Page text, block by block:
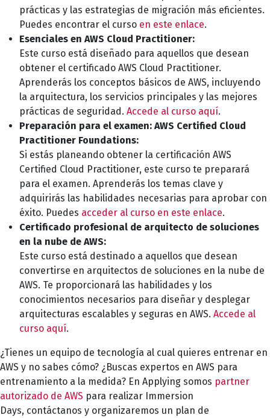
prácticas y las estrategias de migración más eficientes.
Puedes encontrar el curso en este enlace.
Esenciales en AWS Cloud Practitioner:
Este curso está diseñado para aquellos que desean
obtener el certificado AWS Cloud Practitioner.
Aprenderás los conceptos básicos de AWS, incluyendo
la arquitectura, los servicios principales y las mejores
prácticas de seguridad. Accede al curso aquí.
Preparación para el examen: AWS Certified Cloud
Practitioner Foundations:
Si estás planeando obtener la certificación AWS
Certified Cloud Practitioner, este curso te preparará
para el examen. Aprenderás los temas clave y
adquirirás las habilidades necesarias para aprobar con
éxito. Puedes acceder al curso en este enlace.
Certificado profesional de arquitecto de soluciones
en la nube de AWS:
Este curso está destinado a aquellos que desean
convertirse en arquitectos de soluciones en la nube de
AWS. Te proporcionará las habilidades y los
conocimientos necesarios para diseñar y desplegar
arquitecturas escalables y seguras en AWS. Accede al
curso aquí.
¿Tienes un equipo de tecnología al cual quieres entrenar en
AWS y no sabes cómo? ¿Buscas expertos en AWS para
entrenamiento a la medida? En Applying somos partner
autorizado de AWS para realizar Immersion
Days, contáctanos y organizaremos un plan de